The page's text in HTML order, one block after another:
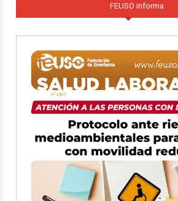
FEUSO informa